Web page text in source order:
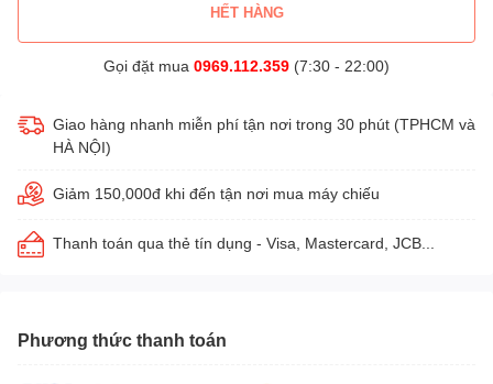
HẾT HÀNG
Gọi đặt mua 0969.112.359 (7:30 - 22:00)
Giao hàng nhanh miễn phí tận nơi trong 30 phút (TPHCM và
HÀ NỘI)
Giảm 150,000đ khi đến tận nơi mua máy chiếu
Thanh toán qua thẻ tín dụng - Visa, Mastercard, JCB...
Phương thức thanh toán